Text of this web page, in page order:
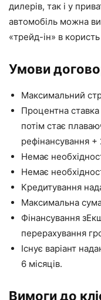
дилерів, так і у
автомобіль можна
«трейд-ін» в
Умови
Максимальний
Процентна ставка
потім стає
рефінансування +
Немає
Немає
Кредитування
Максимальна сума
Фінансування
перерахування
Існує варіант
6 місяців.
Вимоги до